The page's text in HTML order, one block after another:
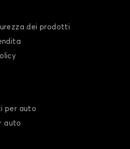
dei prodotti
per auto
auto